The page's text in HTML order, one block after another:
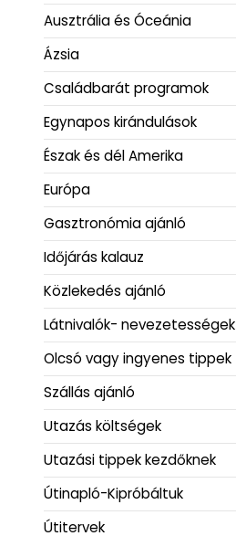
Ausztrália és Óceánia
Ázsia
Családbarát programok
Egynapos kirándulások
Észak és dél Amerika
Európa
Gasztronómia ajánló
Időjárás kalauz
Közlekedés ajánló
Látnivalók- nevezetességek
Olcsó vagy ingyenes tippek
Szállás ajánló
Utazás költségek
Utazási tippek kezdőknek
Útinapló-Kipróbáltuk
Útitervek